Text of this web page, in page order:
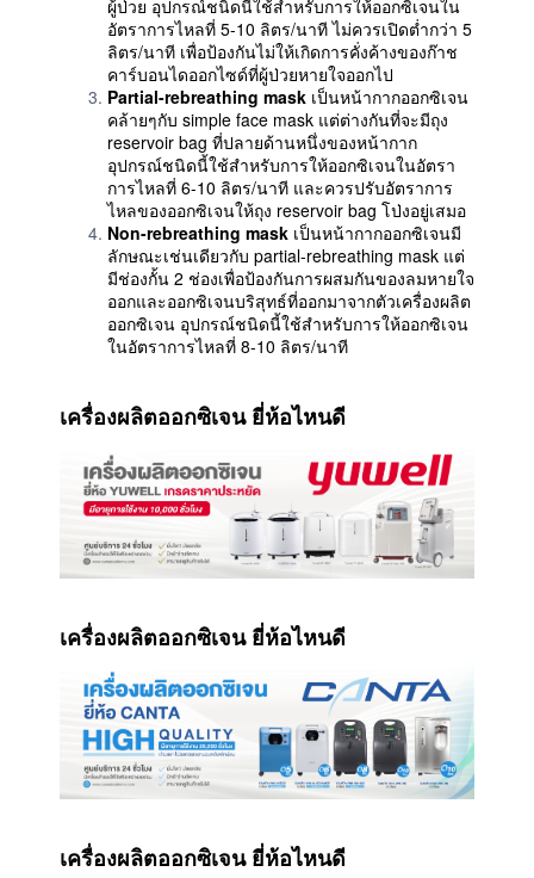
ผู้ป่วย อุปกรณ์ชนิดนี้ใช้สำหรับการให้ออกซิเจนใน
อัตราการไหลที่ 5-10 ลิตร/นาที ไม่ควรเปิดต่ำกว่า 5
ลิตร/นาที เพื่อป้องกันไม่ให้เกิดการคั่งค้างของก๊าช
คาร์บอนไดออกไซด์ที่ผู้ป่วยหายใจออกไป
Partial-rebreathing mask เป็นหน้ากากออกซิเจน
คล้ายๆกับ simple face mask แต่ต่างกันที่จะมีถุง
reservoir bag ที่ปลายด้านหนึ่งของหน้ากาก
อุปกรณ์ชนิดนี้ใช้สำหรับการให้ออกซิเจนในอัตรา
การไหลที่ 6-10 ลิตร/นาที และควรปรับอัตราการ
ไหลของออกซิเจนให้ถุง reservoir bag โป่งอยู่เสมอ
Non-rebreathing mask เป็นหน้ากากออกซิเจนมี
ลักษณะเช่นเดียวกับ partial-rebreathing mask แต่
มีช่องกั้น 2 ช่องเพื่อป้องกันการผสมกันของลมหายใจ
ออกและออกซิเจนบริสุทธ์ที่ออกมาจากตัวเครื่องผลิต
ออกซิเจน อุปกรณ์ชนิดนี้ใช้สำหรับการให้ออกซิเจน
ในอัตราการไหลที่ 8-10 ลิตร/นาที
เครื่องผลิตออกซิเจน ยี่ห้อไหนดี
เครื่องผลิตออกซิเจน ยี่ห้อไหนดี
เครื่องผลิตออกซิเจน ยี่ห้อไหนดี